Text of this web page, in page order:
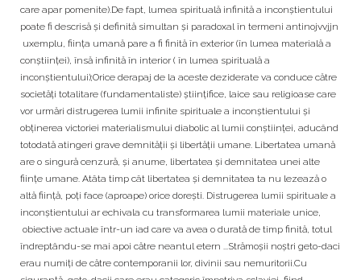
care apar pomenite).De fapt, lumea spirituală infinită a inconştientului
poate fi descrisă şi definită simultan şi paradoxal în termeni antinojvvjjn
uxemplu, fiinţa umană pare a fi finită în exterior (în lumea materială a
conştiinţei), însă infinită în interior ( în lumea spirituală a
inconştientului);Orice derapaj de la aceste deziderate va conduce către
societăţi totalitare (fundamentaliste) ştiinţifice, laice sau religioase care
vor urmări distrugerea lumii infinite spirituale a inconştientului şi
obţinerea victoriei materialismului diabolic al lumii conştiinţei, aducând
totodată atingeri grave demnităţii şi libertăţii umane. Libertatea umană
are o singură cenzură, şi anume, libertatea şi demnitatea unei alte
fiinţe umane. Atâta timp cât libertatea şi demnitatea ta nu lezează o
altă fiinţă, poţi face (aproape) orice doreşti. Distrugerea lumii spirituale a
inconştientului ar echivala cu transformarea lumii materiale unice,
obiective actuale într-un iad care va avea o durată de timp finită, totul
îndreptându-se mai apoi către neantul etern ...Strămoşii noştri geto-daci
erau numiţi de către contemporanii lor, divinii sau nemuritorii.Cu